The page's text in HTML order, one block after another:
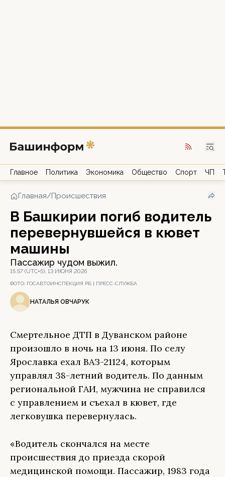
Главное Политика Экономика Общество Спорт ЧП
Главная/Происшествия
В Башкирии погиб водитель
перевернувшейся в кювет
машины
Пассажир чудом выжил.
15:57 (UTC+5), 13 ИЮНЯ 2026
ФОТО: ГОСАВТОИНСПЕКЦИЯ РБ | ПРЕСС-СЛУЖБА
НАТАЛЬЯ ОВЧАРУК
Смертельное ДТП в Дуванском районе
произошло в ночь на 13 июня. По селу
Ярославка ехал ВАЗ-21124, которым
управлял 38-летний водитель. По данным
региональной ГАИ, мужчина не справился
с управлением и съехал в кювет, где
легковушка перевернулась.
«Водитель скончался на месте
происшествия до приезда скорой
медицинской помощи. Пассажир, 1983 года